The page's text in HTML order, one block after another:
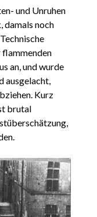
und Unruhen
damals noch
flammenden
an, und wurde
ausgelacht,
Kurz
brutal